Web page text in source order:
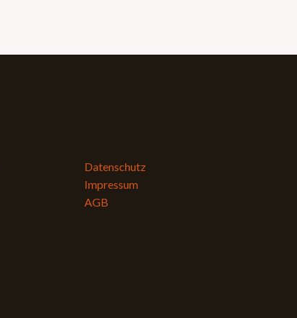
Datenschutz
Impressum
AGB